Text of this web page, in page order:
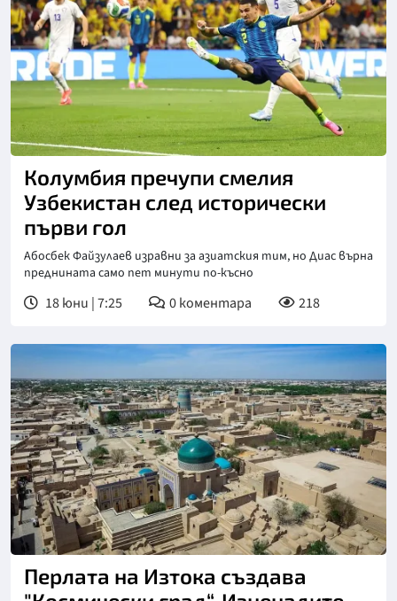
Снимка: ФИФА
Колумбия пречупи смелия
Узбекистан след исторически
първи гол
Абосбек Файзулаев изравни за азиатския тим, но Диас върна
преднината само пет минути по-късно
18 юни | 7:25 0коментара 218
Перлата на Изтока създава